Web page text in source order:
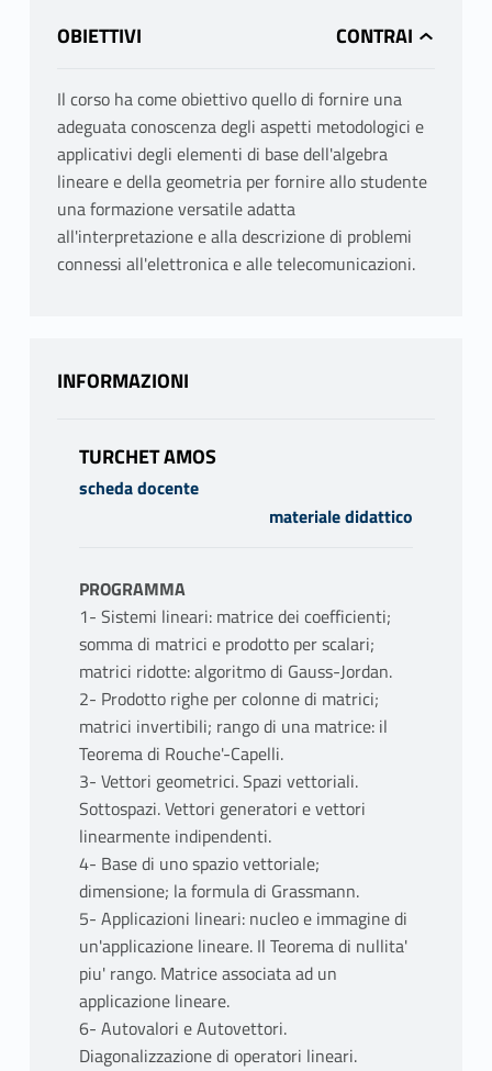
OBIETTIVI
Il corso ha come obiettivo quello di fornire una
adeguata conoscenza degli aspetti metodologici e
applicativi degli elementi di base dell'algebra
lineare e della geometria per fornire allo studente
una formazione versatile adatta
all'interpretazione e alla descrizione di problemi
connessi all'elettronica e alle telecomunicazioni.
INFORMAZIONI
TURCHET AMOS
scheda docente
materiale didattico
PROGRAMMA
1- Sistemi lineari: matrice dei coefficienti;
somma di matrici e prodotto per scalari;
matrici ridotte: algoritmo di Gauss-Jordan.
2- Prodotto righe per colonne di matrici;
matrici invertibili; rango di una matrice: il
Teorema di Rouche'-Capelli.
3- Vettori geometrici. Spazi vettoriali.
Sottospazi. Vettori generatori e vettori
linearmente indipendenti.
4- Base di uno spazio vettoriale;
dimensione; la formula di Grassmann.
5- Applicazioni lineari: nucleo e immagine di
un'applicazione lineare. Il Teorema di nullita'
piu' rango. Matrice associata ad un
applicazione lineare.
6- Autovalori e Autovettori.
Diagonalizzazione di operatori lineari.